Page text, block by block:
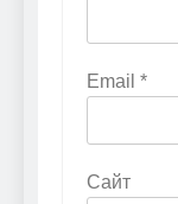
Email *
Сайт